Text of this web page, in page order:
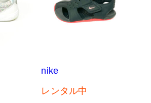
nike
レンタル中